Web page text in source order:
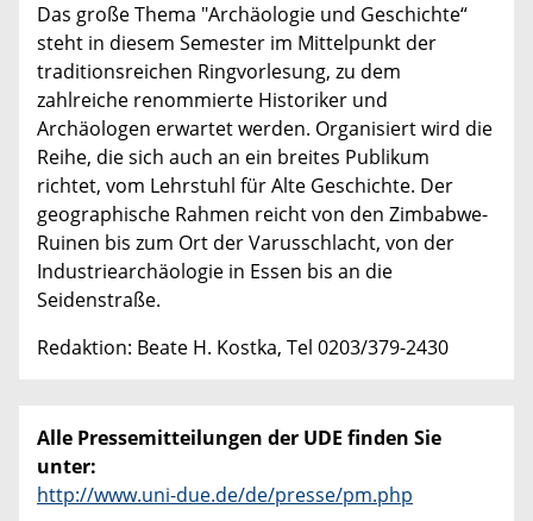
Das große Thema "Archäologie und Geschichte“
steht in diesem Semester im Mittelpunkt der
traditionsreichen Ringvorlesung, zu dem
zahlreiche renommierte Historiker und
Archäologen erwartet werden. Organisiert wird die
Reihe, die sich auch an ein breites Publikum
richtet, vom Lehrstuhl für Alte Geschichte. Der
geographische Rahmen reicht von den Zimbabwe-
Ruinen bis zum Ort der Varusschlacht, von der
Industriearchäologie in Essen bis an die
Seidenstraße.
Redaktion: Beate H. Kostka, Tel 0203/379-2430
Alle Pressemitteilungen der UDE finden Sie
unter:
http://www.uni-due.de/de/presse/pm.php